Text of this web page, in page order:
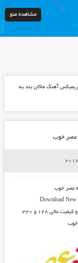
مشاهده منو
ریمیکس آهنگ ماکان بند یه
عصر خوب
عصر خوب
Download New
کیفیت عالی ۱۲۸ و ۳۲۰
خوب